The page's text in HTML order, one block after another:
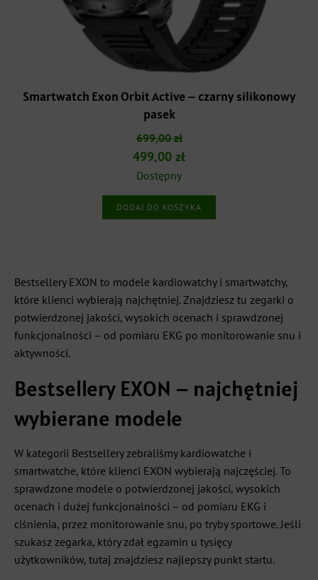
Bestsellery EXON to modele kardiowatchy i smartwatchy,
które klienci wybierają najchętniej. Znajdziesz tu zegarki o
potwierdzonej jakości, wysokich ocenach i sprawdzonej
funkcjonalności – od pomiaru EKG po monitorowanie snu i
aktywności.
Smartwatch Exon Orbit Active – czarny silikonowy
pasek
699,00zł
Pierwotna
cena
wynosiła:
699,00 zł.
499,00 złAktualna
wynosi:
499,00 zł.
Dostępny
DODAJ DO KOSZYKA
Bestsellery EXON – najchętniej
wybierane modele
W kategorii Bestsellery zebraliśmy kardiowatche i
smartwatche, które klienci EXON wybierają najczęściej. To
sprawdzone modele o potwierdzonej jakości, wysokich
ocenach i dużej funkcjonalności – od pomiaru EKG i
ciśnienia, przez monitorowanie snu, po tryby sportowe. Jeśli
szukasz zegarka, który zdał egzamin u tysięcy
użytkowników, tutaj znajdziesz najlepszy punkt startu.